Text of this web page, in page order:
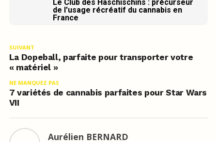
Le Club des Haschischins : précurseur
de l'usage récréatif du cannabis en
France
SUIVANT
La Dopeball, parfaite pour transporter votre
« matériel »
NE MANQUEZ PAS
7 variétés de cannabis parfaites pour Star Wars
VII
Aurélien BERNARD